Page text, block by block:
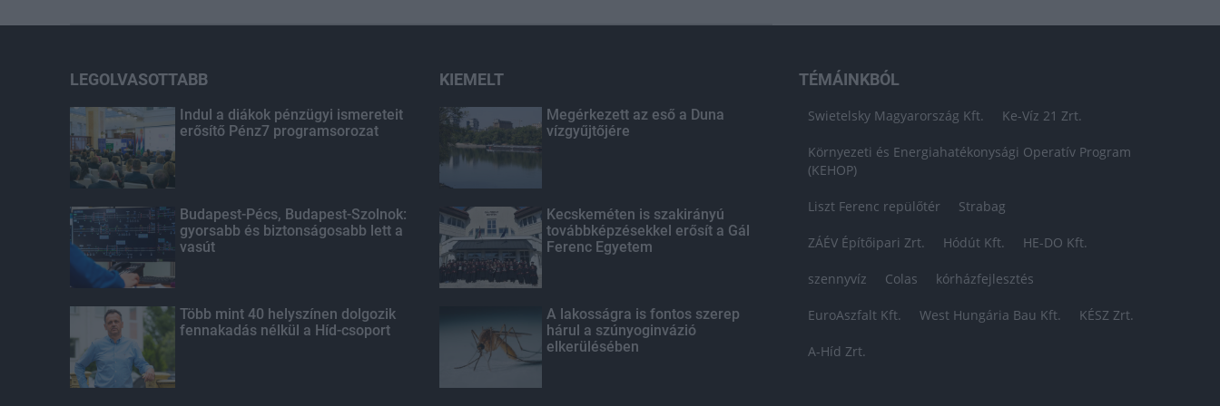
LEGOLVASOTTABB
Indul a diákok pénzügyi ismereteit
erősítő Pénz7 programsorozat
Budapest-Pécs, Budapest-Szolnok:
gyorsabb és biztonságosabb lett a
vasút
Több mint 40 helyszínen dolgozik
fennakadás nélkül a Híd-csoport
KIEMELT
Megérkezett az eső a Duna
vízgyűjtőjére
Kecskeméten is szakirányú
továbbképzésekkel erősít a Gál
Ferenc Egyetem
A lakosságra is fontos szerep
hárul a szúnyoginvázió
elkerülésében
TÉMÁINKBÓL
Swietelsky Magyarország Kft. Ke-Víz 21 Zrt.
Környezeti és Energiahatékonysági Operatív Program
(KEHOP)
Liszt Ferenc repülőtér Strabag
ZÁÉV Építőipari Zrt. Hódút Kft. HE-DO Kft.
szennyvíz Colas kórházfejlesztés
EuroAszfalt Kft. West Hungária Bau Kft. KÉSZ Zrt.
A-Híd Zrt.